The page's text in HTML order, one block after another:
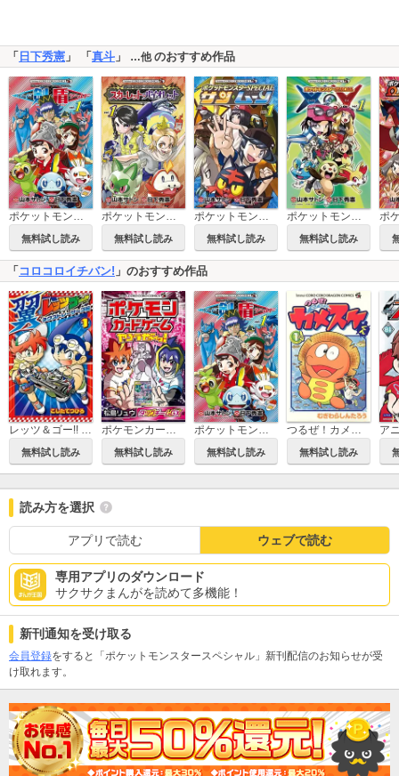
「 日下秀憲 」 「 真斗 」 …他のおすすめ作品
無料試し読み 無料試し読み 無料試し読み 無料試し読み
「コロコロイチバン! 」のおすすめ作品
レッツ＆ゴー!! 翼 ネクストレーサーズ伝
無料試し読み
ポケモンカードゲームやろうぜ～っ！ タッグチームGX編
無料試し読み
ポケットモンスターSPECIAL ソード・シールド
無料試し読み
つるぜ！カメスケくん
無料試し読み
ア
読み方を選択
アプリで読む ウェブで読む
専用アプリのダウンロード
サクサクまんがを読めて多機能！
新刊通知を受け取る
会員登録をすると「ポケットモンスタースペシャル」新刊配信のお知らせが受
け取れます。